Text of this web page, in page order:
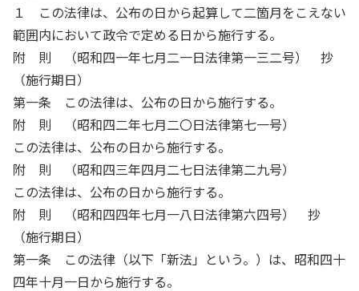
１ この法律は、公布の日から起算して二箇月をこえない
範囲内において政令で定める日から施行する。
附 則 （昭和四一年七月二一日法律第一三二号） 抄
（施行期日）
第一条 この法律は、公布の日から施行する。
附 則 （昭和四二年七月二〇日法律第七一号）
この法律は、公布の日から施行する。
附 則 （昭和四三年四月二七日法律第二九号）
この法律は、公布の日から施行する。
附 則 （昭和四四年七月一八日法律第六四号） 抄
（施行期日）
第一条 この法律（以下「新法」という。）は、昭和四十
四年十月一日から施行する。